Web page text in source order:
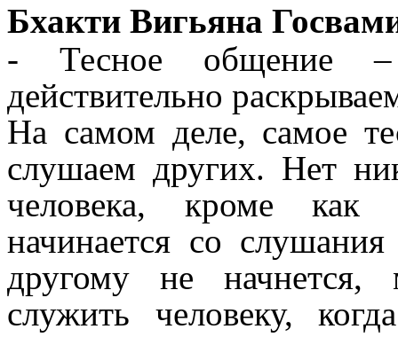
Бхакти Вигьяна
- Тесное общение
действительно
На самом деле, самое
слушаем других. Нет
человека, кроме как
начинается со
другому не начнется,
служить человеку,